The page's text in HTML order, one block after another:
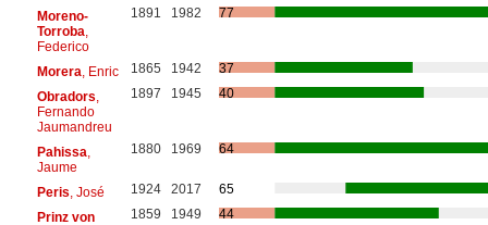
Moreno-
Torroba
Federico
1891 1982 77
Morera , Enric 1865 1942
37
Obradors
Fernando
Jaumandreu
1897 1945 40
Pahissa
Jaume
1880 1969 64
Peris , José 1924 2017
65
Prinz von
1859 1949 44